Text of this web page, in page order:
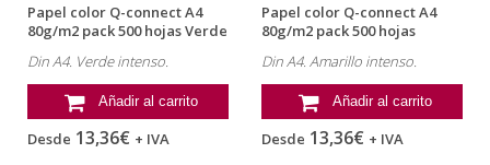
Papel color Q-connect A4
80g/m2 pack 500 hojas Verde
Din A4. Verde intenso.
Añadir al carrito
Desde 13,36€ + IVA
Papel color Q-connect A4
80g/m2 pack 500 hojas
Din A4. Amarillo intenso.
Añadir al carrito
Desde 13,36€ + IVA